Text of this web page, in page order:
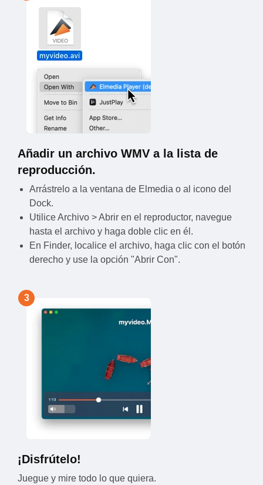
Añadir un archivo WMV a la lista de
reproducción.
Arrástrelo a la ventana de Elmedia o al icono del
Dock.
Utilice Archivo > Abrir en el reproductor, navegue
hasta el archivo y haga doble clic en él.
En Finder, localice el archivo, haga clic con el botón
derecho y use la opción "Abrir Con".
3
¡Disfrútelo!
Juegue y mire todo lo que quiera.